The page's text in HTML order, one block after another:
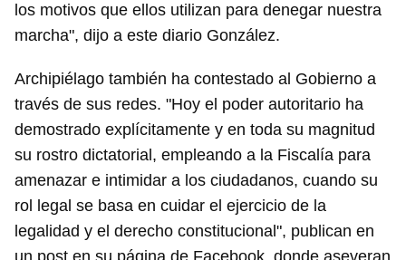
los motivos que ellos utilizan para denegar nuestra
marcha", dijo a este diario González.
Archipiélago también ha contestado al Gobierno a
través de sus redes. "Hoy el poder autoritario ha
demostrado explícitamente y en toda su magnitud
su rostro dictatorial, empleando a la Fiscalía para
amenazar e intimidar a los ciudadanos, cuando su
rol legal se basa en cuidar el ejercicio de la
legalidad y el derecho constitucional", publican en